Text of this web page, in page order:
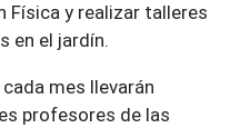
Física y realizar talleres
en el jardín.
mes llevarán
profesores de las